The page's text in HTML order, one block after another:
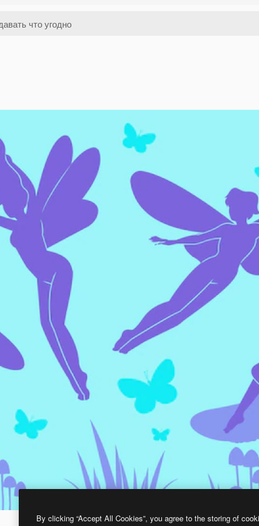
By clicking “Accept All Cookies”, you agree to the storing of